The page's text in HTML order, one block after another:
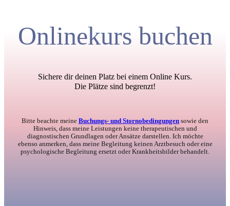
Onlinekurs buchen
Sichere dir deinen Platz bei einem Online Kurs.
Die Plätze sind begrenzt!
Bitte beachte meine Buchungs- und Stornobedingungen sowie den
Hinweis, dass meine Leistungen keine therapeutischen und
diagnostischen Grundlagen oder Ansätze darstellen. Ich möchte
ebenso anmerken, dass meine Begleitung keinen Arztbesuch oder eine
psychologische Begleitung ersetzt oder Krankheitsbilder behandelt.